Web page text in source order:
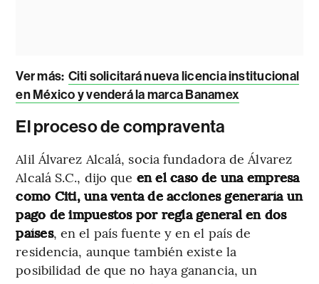
Ver más: Citi solicitará nueva licencia institucional
en México y venderá la marca Banamex
El proceso de compraventa
Alil Álvarez Alcalá, socia fundadora de Álvarez
Alcalá S.C., dijo que en el caso de una empresa
como Citi, una venta de acciones generaría un
pago de impuestos por regla general en dos
países, en el país fuente y en el país de
residencia, aunque también existe la
posibilidad de que no haya ganancia, un